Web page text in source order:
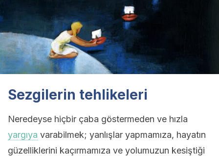
Sezgilerin tehlikeleri
Neredeyse hiçbir çaba göstermeden ve hızla
yargıya varabilmek; yanlışlar yapmamıza, hayatın
güzelliklerini kaçırmamıza ve yolumuzun kesiştiği